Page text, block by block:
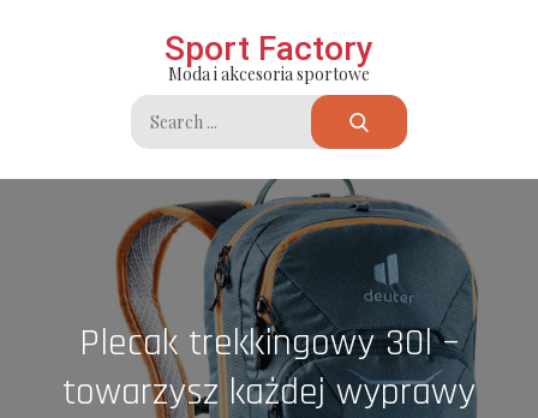
Sport Factory
Moda i akcesoria sportowe
Search
for:
Plecak trekkingowy 30l –
towarzysz każdej wyprawy